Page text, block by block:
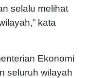
selalu melihat
kata
Ekonomi
seluruh wilayah